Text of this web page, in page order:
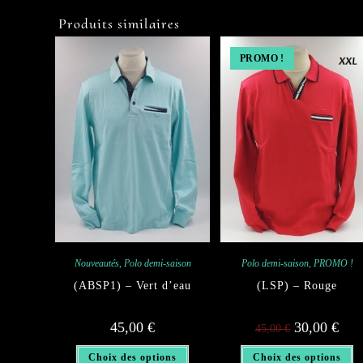
Produits similaires
Nouveautés, Polo demi-saison
(ABSP1) – Vert d’eau
45,00€
Choix des options
PROMO !
Polo demi-saison, PROMO !
(LSP) – Rouge
45,00€
Le
prix
initial
était :
30,00€Le
prix
actuel
est :
Choix des options